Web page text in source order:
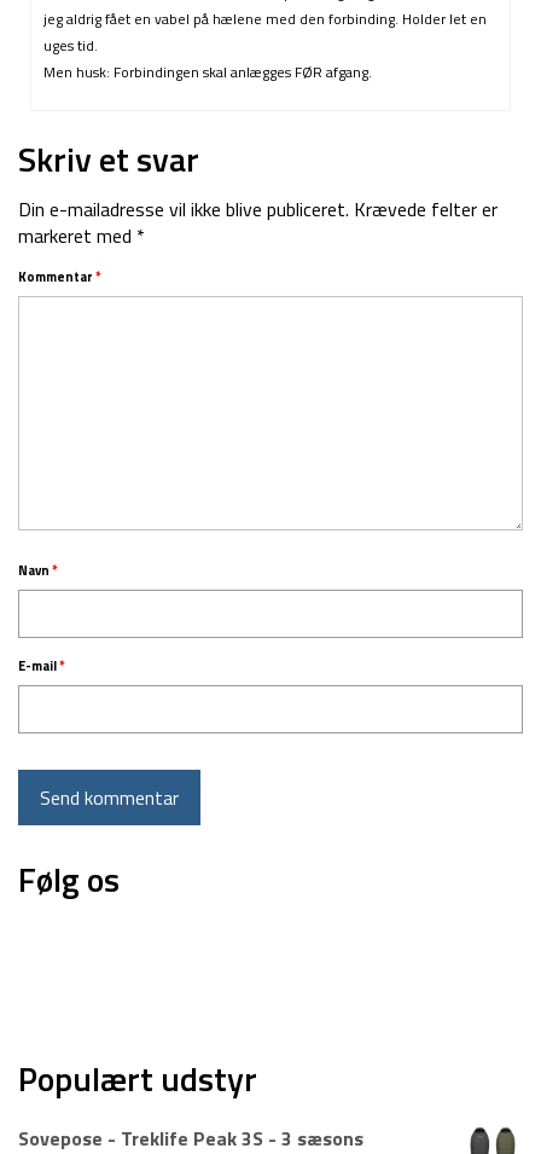
jeg aldrig fået en vabel på hælene med den forbinding. Holder let en
uges tid.
Men husk: Forbindingen skal anlægges FØR afgang.
Skriv et svar
Din e-mailadresse vil ikke blive publiceret. Krævede felter er
markeret med *
Kommentar*
Navn*
E-mail*
Følg os
Populært udstyr
Sovepose - Treklife Peak 3S - 3 sæsons